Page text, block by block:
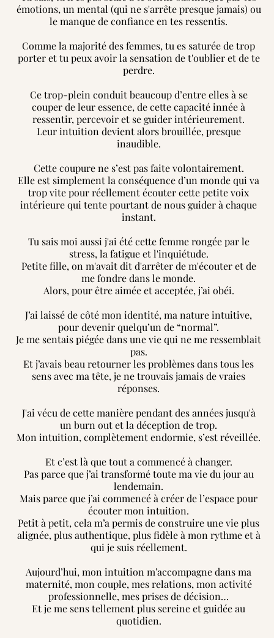
émotions, un mental (qui ne s'arrête presque jamais) ou
le manque de confiance en tes ressentis.
Comme la majorité des femmes, tu es saturée de trop
porter et tu peux avoir la sensation de t'oublier et de te
perdre.
Ce trop-plein conduit beaucoup d’entre elles à se
couper de leur essence, de cette capacité innée à
ressentir, percevoir et se guider intérieurement.
Leur intuition devient alors brouillée, presque
inaudible.
Cette coupure ne s’est pas faite volontairement.
Elle est simplement la conséquence d’un monde qui va
trop vite pour réellement écouter cette petite voix
intérieure qui tente pourtant de nous guider à chaque
instant.
Tu sais moi aussi j'ai été cette femme rongée par le
stress, la fatigue et l'inquiétude.
Petite fille, on m'avait dit d'arrêter de m'écouter et de
me fondre dans le monde.
Alors, pour être aimée et acceptée, j’ai obéi.
J’ai laissé de côté mon identité, ma nature intuitive,
pour devenir quelqu’un de “normal”.
Je me sentais piégée dans une vie qui ne me ressemblait
pas.
Et j’avais beau retourner les problèmes dans tous les
sens avec ma tête, je ne trouvais jamais de vraies
réponses.
J'ai vécu de cette manière pendant des années jusqu'à
un burn out et la déception de trop.
Mon intuition, complètement endormie, s’est réveillée.
Et c’est là que tout a commencé à changer.
Pas parce que j’ai transformé toute ma vie du jour au
lendemain.
Mais parce que j’ai commencé à créer de l’espace pour
écouter mon intuition.
Petit à petit, cela m’a permis de construire une vie plus
alignée, plus authentique, plus fidèle à mon rythme et à
qui je suis réellement.
Aujourd’hui, mon intuition m’accompagne dans ma
maternité, mon couple, mes relations, mon activité
professionnelle, mes prises de décision…
Et je me sens tellement plus sereine et guidée au
quotidien.